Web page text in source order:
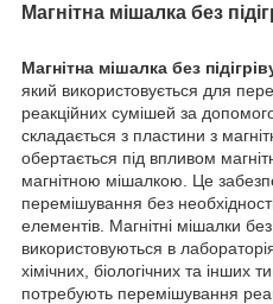
Магнітна мішалка без
Магнітна мішалка без
який використовується для
реакційних сумішей за
складається з пластини з
обертається під впливом
магнітною мішалкою. Це
перемішування без
елементів. Магнітні мішалки без
використовуються в
хімічних, біологічних та інших
потребують перемішування